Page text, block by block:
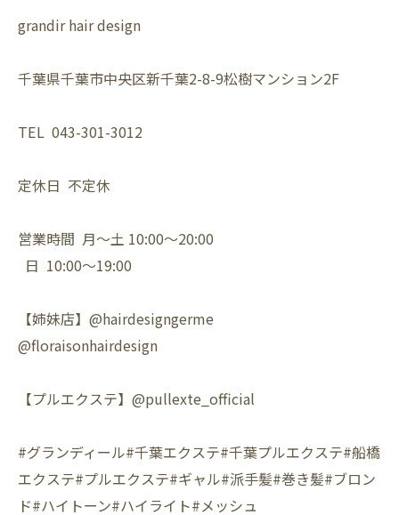
grandir hair design
千葉県千葉市中央区新千葉2-8-9松樹マンション2F
TEL 043-301-3012
定休日 不定休
営業時間 月〜土 10:00〜20:00
日 10:00〜19:00
【姉妹店】@hairdesigngerme
@floraisonhairdesign
【プルエクステ】@pullexte_official
#グランディール#千葉エクステ#千葉プルエクステ#船橋
エクステ#プルエクステ#ギャル#派手髪#巻き髪#ブロン
ド#ハイトーン#ハイライト#メッシュ